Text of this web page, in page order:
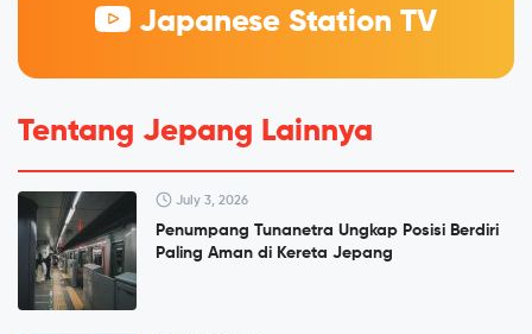
Japanese Station TV
Tentang Jepang Lainnya
July 3, 2026
Penumpang Tunanetra Ungkap Posisi Berdiri
Paling Aman di Kereta Jepang